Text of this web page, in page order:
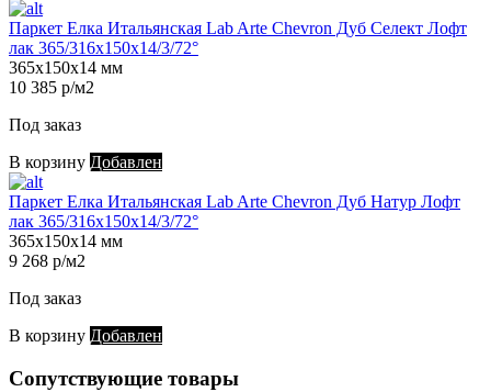
Паркет Елка Итальянская Lab Arte Chevron Дуб Селект Лофт
лак 365/316х150х14/3/72°
365х150х14 мм
10 385 р/м2
Под заказ
В корзину Добавлен
Паркет Елка Итальянская Lab Arte Chevron Дуб Натур Лофт
лак 365/316х150х14/3/72°
365х150х14 мм
9 268 р/м2
Под заказ
В корзину Добавлен
Сопутствующие товары